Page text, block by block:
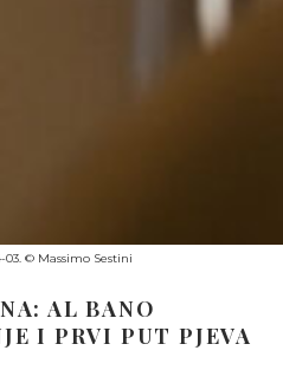
03. © Massimo Sestini
AL BANO
I PRVI PUT PJEVA